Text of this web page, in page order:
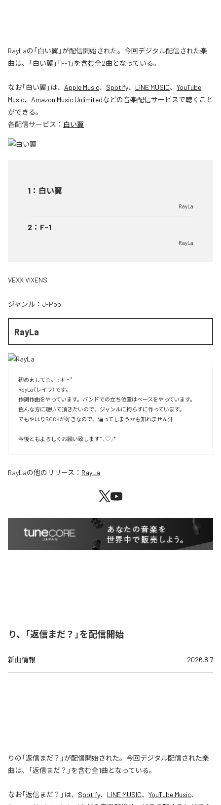
RayLaの「白い翼」が配信開始された。今回デジタル配信された楽
曲は、「白い翼」「F-1」を含む全2曲となっている。
なお「白い翼 」は、 Apple Music、 Spotify、 LINE MUSIC、 YouTube
Music、 Amazon Music Unlimitedなどの音楽配信サービスで聴くこと
ができる。
各配信サービス： 白い翼
1 ： 白い翼
RayLa
2 ： F-1
RayLa
VEXX VIXENS
ジャンル： J-Pop
RayLa
初めまして☆。.:＊・゜
RayLa（レイラ）です。
作詞作曲をやっています。バンドでの立ち位置はベースをやっています。
色んな方に聴いて頂きたいので、ジャンルに拘らずに作っています。
でもやはりROCKが好きなので、偏ってしまうかも知れません汗
今後ともよろしくお願い致します*⸜♡⸝*
RayLaの他のリリース： RayLa
り、「返信まだ？」を配信開始
新曲情報 2026.8.7
りの「返信まだ？」が配信開始された。今回デジタル配信された楽
曲は、「返信まだ？」を含む全1曲となっている。
なお「返信まだ？ 」は、 Spotify、 LINE MUSIC、 YouTube Music、